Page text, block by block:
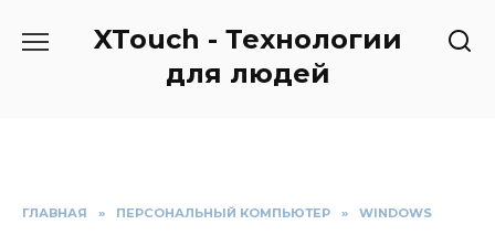
XTouch - Технологии
для людей
ГЛАВНАЯ » ПЕРСОНАЛЬНЫЙ КОМПЬЮТЕР » WINDOWS